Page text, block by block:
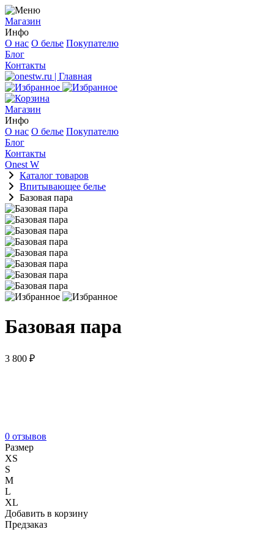
Магазин
Инфо
О нас О белье Покупателю
Блог
Контакты
Магазин
Инфо
О нас О белье Покупателю
Блог
Контакты
Onest W
Каталог товаров
Впитывающее белье
Базовая пара
Базовая пара
3 800 ₽
0 отзывов
Размер
XS
S
M
L
XL
Добавить в корзину
Предзаказ